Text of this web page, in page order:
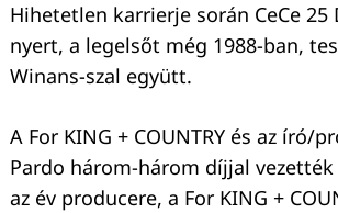
Hihetetlen karrierje során CeCe 25
nyert, a legelsőt még 1988-ban,
Winans-szal együtt.
A For KING + COUNTRY és az író/
Pardo három-három díjjal vezették
az év producere, a For KING +